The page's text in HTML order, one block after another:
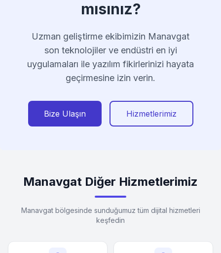
mısınız?
Uzman geliştirme ekibimizin Manavgat
son teknolojiler ve endüstri en iyi
uygulamaları ile yazılım fikirlerinizi hayata
geçirmesine izin verin.
Bize Ulaşın Hizmetlerimiz
Manavgat Diğer Hizmetlerimiz
Manavgat bölgesinde sunduğumuz tüm dijital hizmetleri
keşfedin